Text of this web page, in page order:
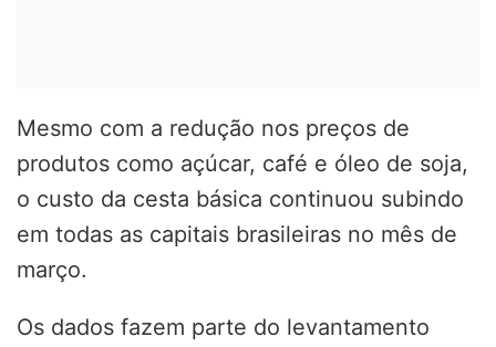
Mesmo com a redução nos preços de
produtos como açúcar, café e óleo de soja,
o custo da cesta básica continuou subindo
em todas as capitais brasileiras no mês de
março.
Os dados fazem parte do levantamento